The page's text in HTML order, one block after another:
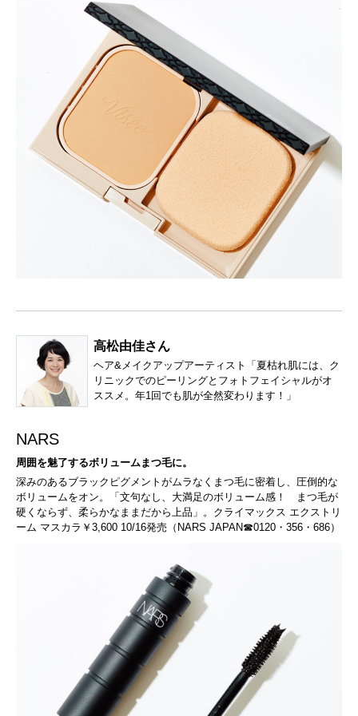
高松由佳さん
ヘア&メイクアップアーティスト「夏枯れ肌には、ク
リニックでのピーリングとフォトフェイシャルがオ
ススメ。年1回でも肌が全然変わります！」
NARS
周囲を魅了するボリュームまつ毛に。
深みのあるブラックピグメントがムラなくまつ毛に密着し、圧倒的な
ボリュームをオン。「文句なし、大満足のボリューム感！ まつ毛が
硬くならず、柔らかなままだから上品」。クライマックス エクストリ
ーム マスカラ￥3,600 10/16発売（NARS JAPAN☎0120・356・686）